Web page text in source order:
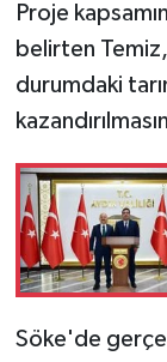
Proje
belirten Temiz,
durumdaki
Söke'de